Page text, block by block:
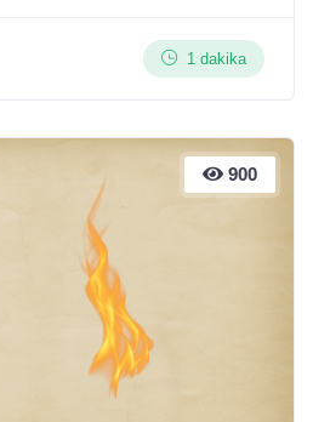
1 dakika
900